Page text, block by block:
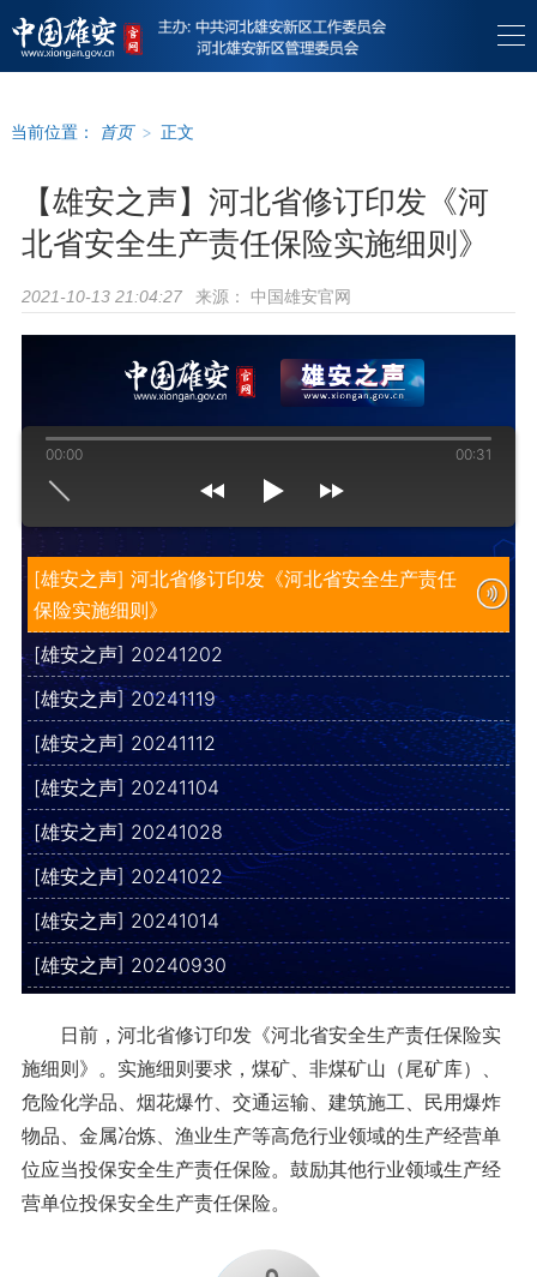
当前位置： 首页 > 正文
【雄安之声】河北省修订印发《河
北省安全生产责任保险实施细则》
2021-10-13 21:04:27 来源： 中国雄安官网
[雄安之声] 河北省修订印发《河北省安全生产责任
保险实施细则》
[雄安之声] 20241202
[雄安之声] 20241119
[雄安之声] 20241112
[雄安之声] 20241104
[雄安之声] 20241028
[雄安之声] 20241022
[雄安之声] 20241014
[雄安之声] 20240930
00:00 00:31
日前，河北省修订印发《河北省安全生产责任保险实
施细则》。实施细则要求，煤矿、非煤矿山（尾矿库）、
危险化学品、烟花爆竹、交通运输、建筑施工、民用爆炸
物品、金属冶炼、渔业生产等高危行业领域的生产经营单
位应当投保安全生产责任保险。鼓励其他行业领域生产经
营单位投保安全生产责任保险。